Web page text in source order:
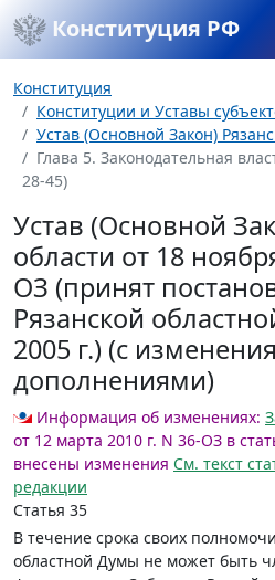
Конституция РФ
Конституция
Конституции и Уставы
Устав (Основной Закон)
Глава 5. Законодательная
28-45)
Устав (Основной
области от 18
ОЗ (принят
Рязанской
2005 г.) (с
дополнениями)
Информация об изменениях:
от 12 марта 2010 г. N 36-ОЗ в
внесены изменения См. текст
редакции
Статья 35
В течение срока своих
областной Думы не может быть